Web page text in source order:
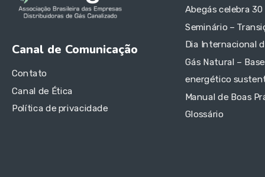
Canal de Comunicação
Contato
Canal de Ética
Política de privacidade
Abegás celebra 30
Seminário –
Dia Internacional
Gás Natural –
energético
Manual de Boas
Glossário